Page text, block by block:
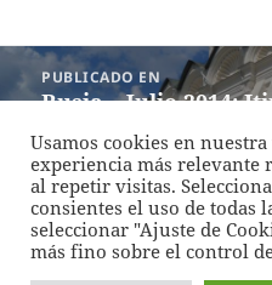
Navegación
de
PUBLICADO EN
Rusia – Julio 2014:
días
Funciona gracias a WordPress
Usamos cookies en
experiencia más relevante
al repetir visitas.
consientes el uso de todas
seleccionar "Ajuste de
más fino sobre el control